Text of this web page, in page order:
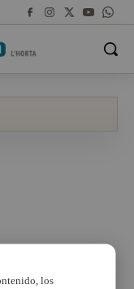
los